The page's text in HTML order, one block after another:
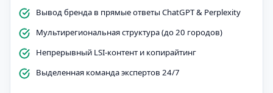
Вывод бренда в прямые ответы ChatGPT & Perplexity
Мультирегиональная структура (до 20 городов)
Непрерывный LSI-контент и копирайтинг
Выделенная команда экспертов 24/7